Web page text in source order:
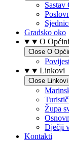
Sastav
Gradsko oko
O
Close O
Linkovi
Close Linkovi
Župa
Dječji
Kontakti